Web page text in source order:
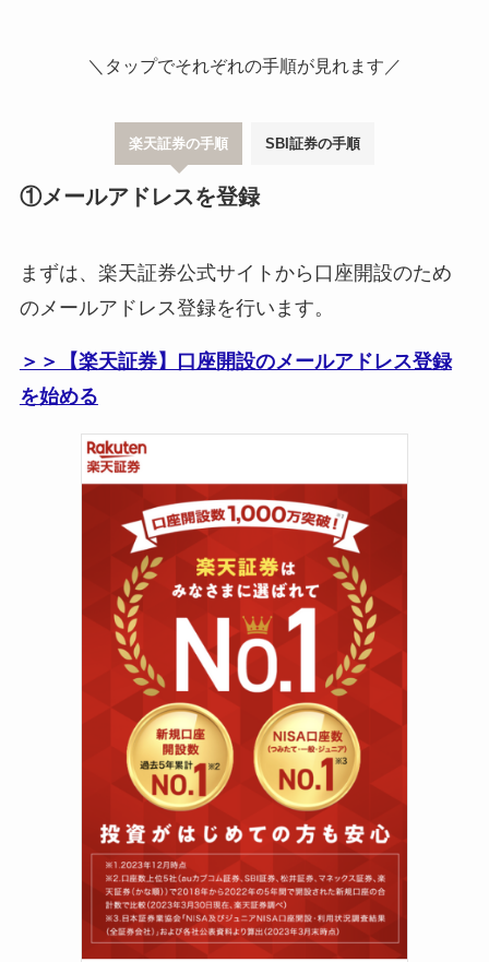
＼タップでそれぞれの手順が見れます／
楽天証券の手順 SBI証券の手順
①メールアドレスを登録
まずは、楽天証券公式サイトから口座開設のため
のメールアドレス登録を行います。
＞＞【楽天証券】口座開設のメールアドレス登録
を始める